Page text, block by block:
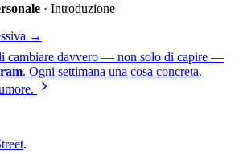
· Introduzione
→
cambiare davvero — non solo di capire —
. Ogni settimana una cosa concreta.
.